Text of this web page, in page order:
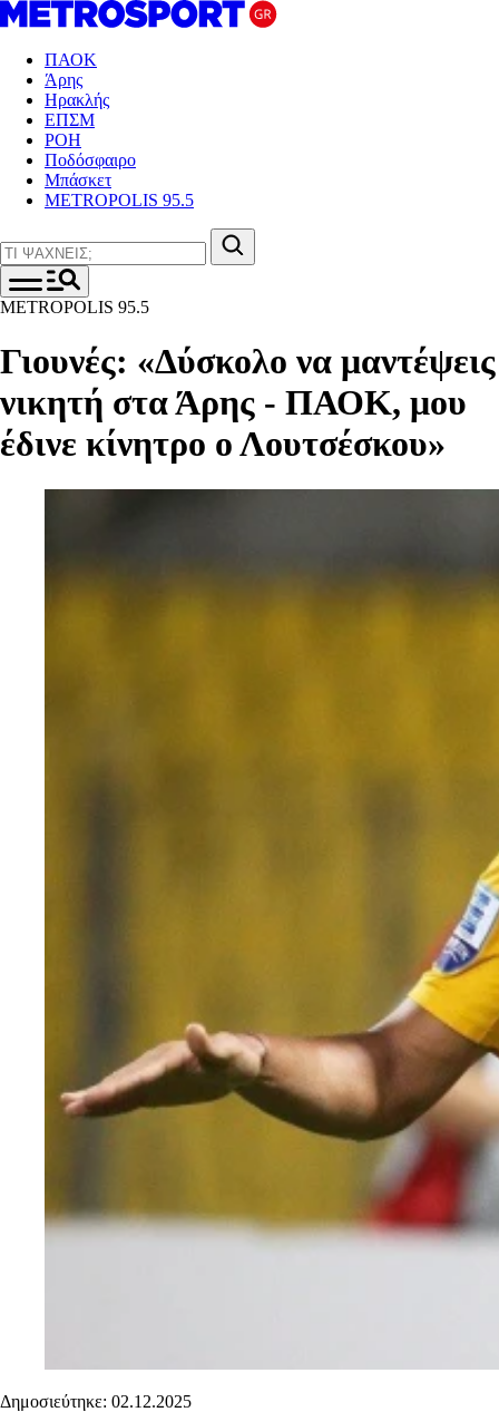
ΠΑΟΚ
Άρης
Ηρακλής
ΕΠΣΜ
ΡΟΗ
Ποδόσφαιρο
Μπάσκετ
METROPOLIS 95.5
METROPOLIS 95.5
Γιουνές: «Δύσκολο να μαντέψεις
νικητή στα Άρης - ΠΑΟΚ, μου
έδινε κίνητρο ο Λουτσέσκου»
Δημοσιεύτηκε: 02.12.2025